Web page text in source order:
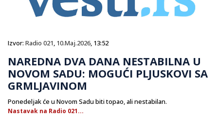
Izvor: Radio 021, 10.Maj.2026, 13:52
NAREDNA DVA DANA NESTABILNA U
NOVOM SADU: MOGUĆI PLJUSKOVI SA
GRMLJAVINOM
Ponedeljak će u Novom Sadu biti topao, ali nestabilan.
Nastavak na Radio 021...